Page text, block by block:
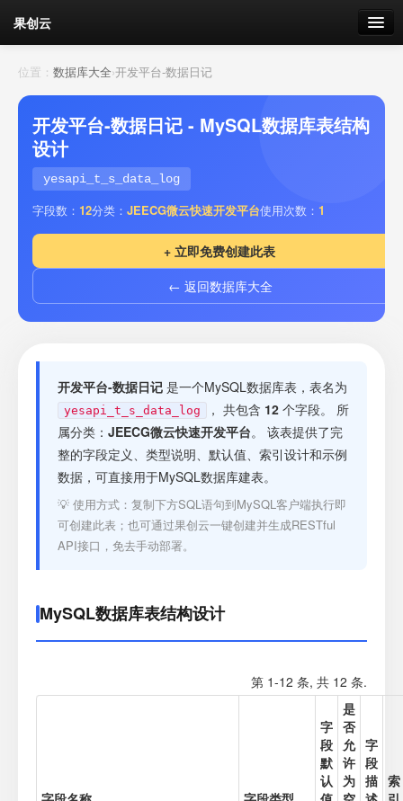
果创云
数据表单
API接口
云存储
流量 剩余接口流量
套餐
接口测试
位置： 数据库大全›开发平台-数据日记
开发平台-数据日记 - MySQL数据库表结构
设计
yesapi_t_s_data_log
字段数： 12分类： JEECG微云快速开发平台使用次数： 1
+ 立即免费创建此表
← 返回数据库大全
开发平台-数据日记 是一个MySQL数据库表，表名为
yesapi_t_s_data_log ， 共包含 12 个字段。 所
属分类： JEECG微云快速开发平台。 该表提供了完
整的字段定义、类型说明、默认值、索引设计和示例
数据，可直接用于MySQL数据库建表。
💡 使用方式：复制下方SQL语句到MySQL客户端执行即
可创建此表；也可通过果创云一键创建并生成RESTful
API接口，免去手动部署。
MySQL数据库表结构设计
第 1-12 条, 共 12 条.
字
段
默
认
是
否
允
许
为
字
段
描 索